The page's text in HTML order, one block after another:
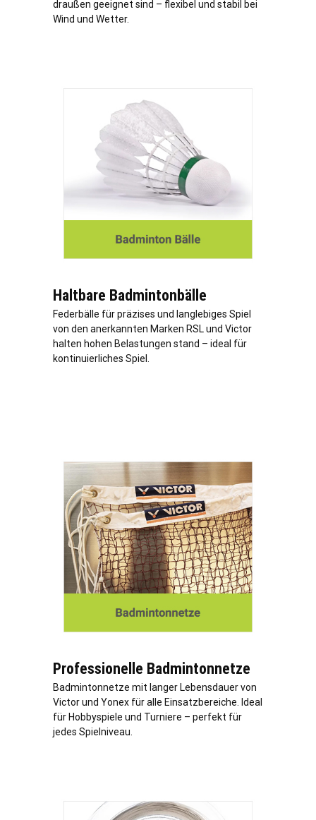
draußen geeignet sind – flexibel und stabil bei
Wind und Wetter.
Haltbare Badmintonbälle
Federbälle für präzises und langlebiges Spiel
von den anerkannten Marken RSL und Victor
halten hohen Belastungen stand – ideal für
kontinuierliches Spiel.
Professionelle Badmintonnetze
Badmintonnetze mit langer Lebensdauer von
Victor und Yonex für alle Einsatzbereiche. Ideal
für Hobbyspiele und Turniere – perfekt für
jedes Spielniveau.